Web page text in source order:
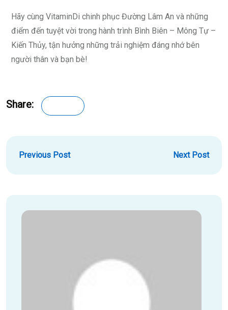
Hãy cùng VitaminDi chinh phục Đường Lâm An và những
điểm đến tuyệt vời trong hành trình Bình Biên – Mông Tự –
Kiến Thủy, tận hưởng những trải nghiệm đáng nhớ bên
người thân và bạn bè!
Share:
Previous Post Next Post